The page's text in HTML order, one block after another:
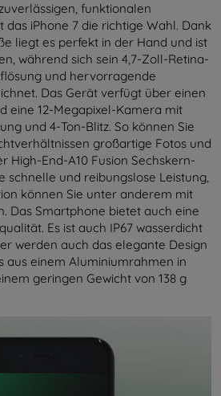
funktionalen
das iPhone 7 die richtige Wahl. Dank
liegt es perfekt in der Hand und ist
während sich sein 4,7-Zoll-Retina-
und hervorragende
Das Gerät verfügt über einen
eine 12-Megapixel-Kamera mit
und 4-Ton-Blitz. So können Sie
großartige Fotos und
High-End-A10 Fusion Sechskern-
schnelle und reibungslose Leistung,
können Sie unter anderem mit
Das Smartphone bietet auch eine
Es ist auch IP67 wasserdicht
werden auch das elegante Design
aus einem Aluminiumrahmen in
geringen Gewicht von 138 g